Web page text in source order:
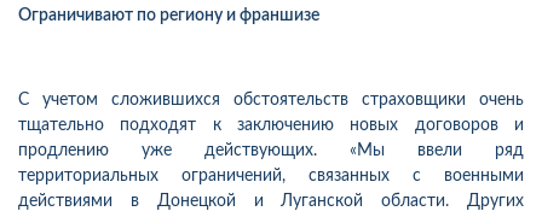
Ограничивают по региону и франшизе
С учетом сложившихся обстоятельств страховщики очень
тщательно подходят к заключению новых договоров и
продлению уже действующих. «Мы ввели ряд
территориальных ограничений, связанных с военными
действиями в Донецкой и Луганской области. Других